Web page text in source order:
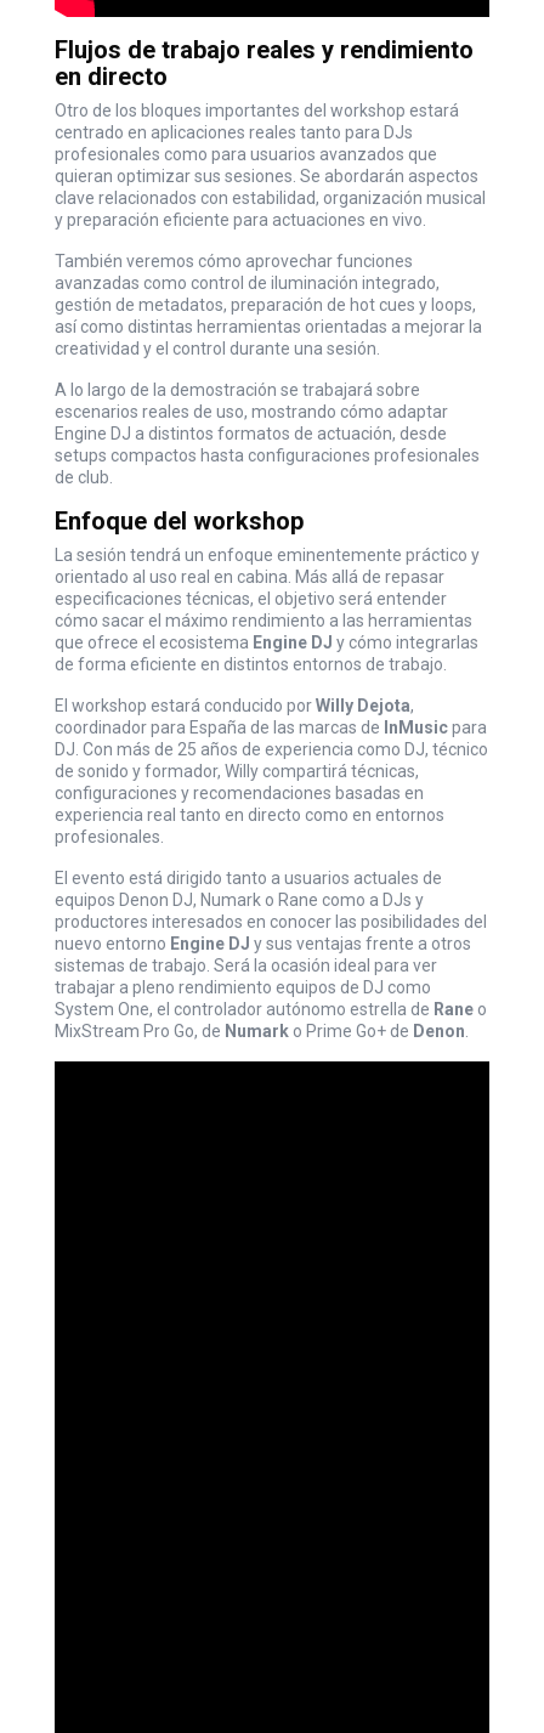
Flujos de trabajo reales y rendimiento
en directo
Otro de los bloques importantes del workshop estará
centrado en aplicaciones reales tanto para DJs
profesionales como para usuarios avanzados que
quieran optimizar sus sesiones. Se abordarán aspectos
clave relacionados con estabilidad, organización musical
y preparación eficiente para actuaciones en vivo.
También veremos cómo aprovechar funciones
avanzadas como control de iluminación integrado,
gestión de metadatos, preparación de hot cues y loops,
así como distintas herramientas orientadas a mejorar la
creatividad y el control durante una sesión.
A lo largo de la demostración se trabajará sobre
escenarios reales de uso, mostrando cómo adaptar
Engine DJ a distintos formatos de actuación, desde
setups compactos hasta configuraciones profesionales
de club.
Enfoque del workshop
La sesión tendrá un enfoque eminentemente práctico y
orientado al uso real en cabina. Más allá de repasar
especificaciones técnicas, el objetivo será entender
cómo sacar el máximo rendimiento a las herramientas
que ofrece el ecosistema Engine DJ y cómo integrarlas
de forma eficiente en distintos entornos de trabajo.
El workshop estará conducido porWilly Dejota,
coordinador para España de las marcas de InMusicpara
DJ. Con más de 25 años de experiencia como DJ, técnico
de sonido y formador, Willy compartirá técnicas,
configuraciones y recomendaciones basadas en
experiencia real tanto en directo como en entornos
profesionales.
El evento está dirigido tanto a usuarios actuales de
equipos Denon DJ, Numark o Rane como a DJs y
productores interesados en conocer las posibilidades del
nuevo entorno Engine DJ y sus ventajas frente a otros
sistemas de trabajo. Será la ocasión ideal para ver
trabajar a pleno rendimiento equipos de DJ como
System One, el controlador autónomo estrella de Rane o
MixStream Pro Go, de Numark o Prime Go+ de Denon